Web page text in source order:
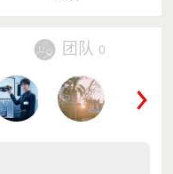
团队 0